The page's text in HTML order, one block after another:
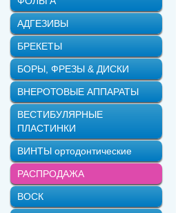
АДГЕЗИВЫ
БРЕКЕТЫ
БОРЫ, ФРЕЗЫ & ДИСКИ
ВНЕРОТОВЫЕ АППАРАТЫ
ВЕСТИБУЛЯРНЫЕ
ПЛАСТИНКИ
ВИНТЫ ортодонтические
РАСПРОДАЖА
ВОСК